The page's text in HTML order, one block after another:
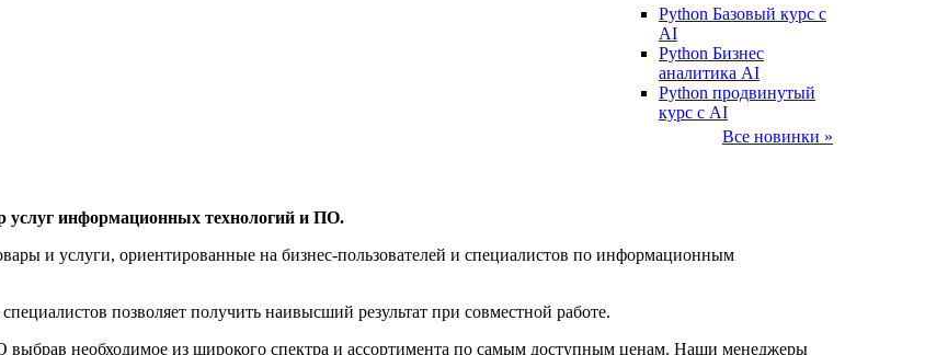
Python Базовый курс c
AI
Python Бизнес
аналитика AI
Python продвинутый
курс с AI
Все новинки »
услуг информационных технологий и ПО.
и услуги, ориентированные на бизнес-пользователей и специалистов по информационным
позволяет получить наивысший результат при совместной работе.
необходимое из широкого спектра и ассортимента по самым доступным ценам. Наши менеджеры